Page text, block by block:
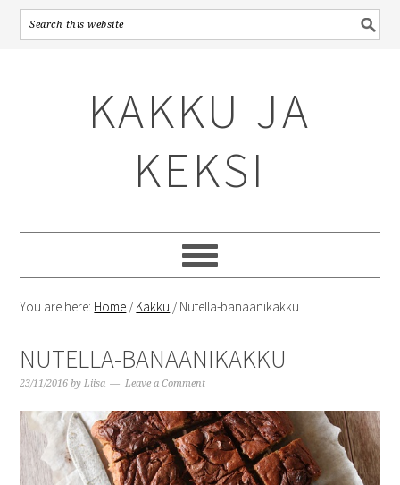
KAKKU JA
KEKSI
You are here: Home /Kakku /Nutella-banaanikakku
NUTELLA-BANAANIKAKKU
23/11/2016 byLiisa Leave a Comment